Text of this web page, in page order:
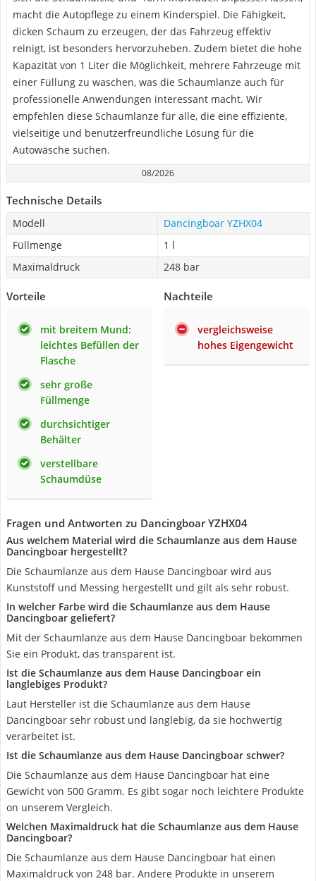
macht die Autopflege zu einem Kinderspiel. Die Fähigkeit,
dicken Schaum zu erzeugen, der das Fahrzeug effektiv
reinigt, ist besonders hervorzuheben. Zudem bietet die hohe
Kapazität von 1 Liter die Möglichkeit, mehrere Fahrzeuge mit
einer Füllung zu waschen, was die Schaumlanze auch für
professionelle Anwendungen interessant macht. Wir
empfehlen diese Schaumlanze für alle, die eine effiziente,
vielseitige und benutzerfreundliche Lösung für die
Autowäsche suchen.
08/2026
Technische Details
Modell
Dancingboar YZHX04
Füllmenge
1 l
Maximaldruck
248 bar
Vorteile
mit breitem Mund:
leichtes Befüllen der
Flasche
sehr große
Füllmenge
durchsichtiger
Behälter
verstellbare
Schaumdüse
Nachteile
vergleichsweise
hohes Eigengewicht
Fragen und Antworten zu Dancingboar YZHX04
Aus welchem Material wird die Schaumlanze aus dem Hause
Dancingboar hergestellt?
Die Schaumlanze aus dem Hause Dancingboar wird aus
Kunststoff und Messing hergestellt und gilt als sehr robust.
In welcher Farbe wird die Schaumlanze aus dem Hause
Dancingboar geliefert?
Mit der Schaumlanze aus dem Hause Dancingboar bekommen
Sie ein Produkt, das transparent ist.
Ist die Schaumlanze aus dem Hause Dancingboar ein
langlebiges Produkt?
Laut Hersteller ist die Schaumlanze aus dem Hause
Dancingboar sehr robust und langlebig, da sie hochwertig
verarbeitet ist.
Ist die Schaumlanze aus dem Hause Dancingboar schwer?
Die Schaumlanze aus dem Hause Dancingboar hat eine
Gewicht von 500 Gramm. Es gibt sogar noch leichtere Produkte
on unserem Vergleich.
Welchen Maximaldruck hat die Schaumlanze aus dem Hause
Dancingboar?
Die Schaumlanze aus dem Hause Dancingboar hat einen
Maximaldruck von 248 bar. Andere Produkte in unserem